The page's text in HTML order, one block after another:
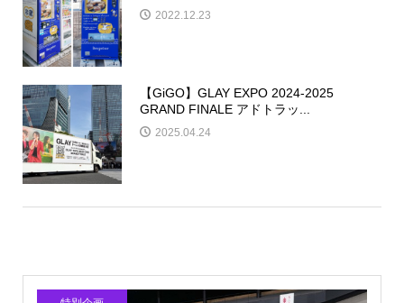
2022.12.23
【GiGO】GLAY EXPO 2024-2025
GRAND FINALE アドトラッ...
2025.04.24